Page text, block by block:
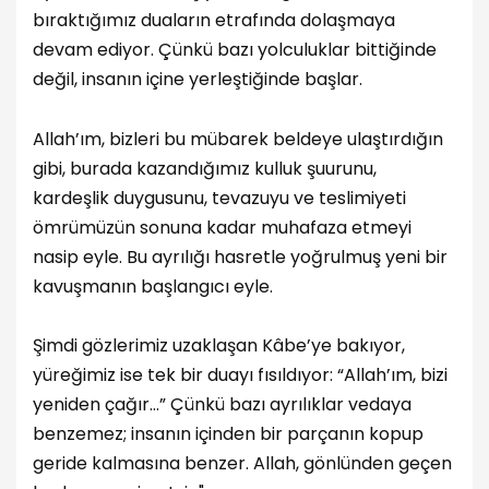
bıraktığımız duaların etrafında dolaşmaya
devam ediyor. Çünkü bazı yolculuklar bittiğinde
değil, insanın içine yerleştiğinde başlar.
Allah’ım, bizleri bu mübarek beldeye ulaştırdığın
gibi, burada kazandığımız kulluk şuurunu,
kardeşlik duygusunu, tevazuyu ve teslimiyeti
ömrümüzün sonuna kadar muhafaza etmeyi
nasip eyle. Bu ayrılığı hasretle yoğrulmuş yeni bir
kavuşmanın başlangıcı eyle.
Şimdi gözlerimiz uzaklaşan Kâbe’ye bakıyor,
yüreğimiz ise tek bir duayı fısıldıyor: “Allah’ım, bizi
yeniden çağır…” Çünkü bazı ayrılıklar vedaya
benzemez; insanın içinden bir parçanın kopup
geride kalmasına benzer. Allah, gönlünden geçen